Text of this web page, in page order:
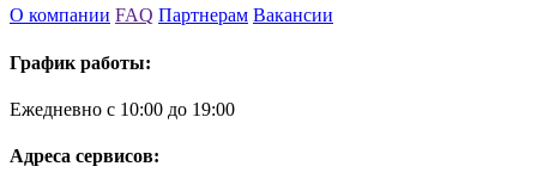
О компании FAQ Партнерам Вакансии
График работы:
Ежедневно с 10:00 до 19:00
Адреса сервисов: